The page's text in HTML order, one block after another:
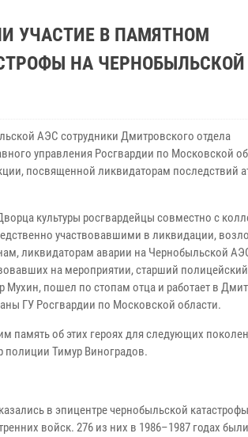
УЧАСТИЕ В ПАМЯТНОМ
НА ЧЕРНОБЫЛЬСКОЙ
АЭС сотрудники Дмитровского отдела
управления Росгвардии по Московской
посвященной ликвидаторам последствий
культуры росгвардейцы совместно с
участвовавшими в ликвидации,
ликвидаторам аварии на Чернобыльской
на мероприятии, старший
пошел по стопам отца и работает в
ГУ Росгвардии по Московской области.
память об этих героях для следующих
полиции Тимур Виноградов.
в эпицентре чернобыльской
войск. 276 из них в 1986–1987 годах были